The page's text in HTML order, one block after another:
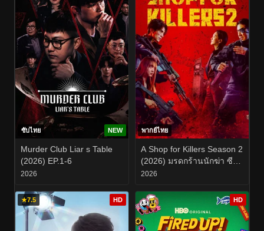
ซับไทย NEW
Murder Club Liar s Table
(2026) EP.1-6
2026
พากย์ไทย
A Shop for Killers Season 2
(2026) มรดกร้านนักฆ่า ซี
ซั่น 2 EP.1-8
2026
★7.5 HD HD